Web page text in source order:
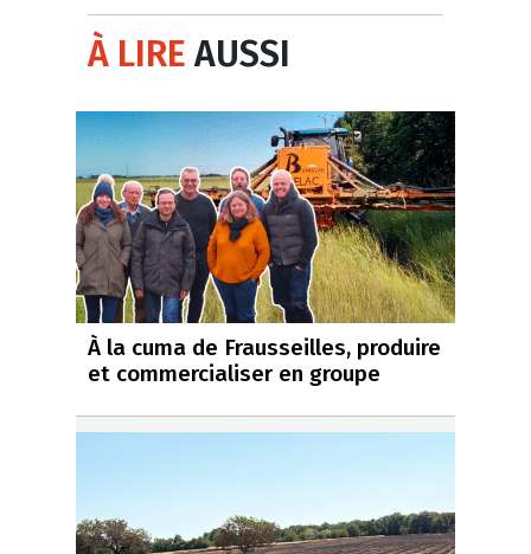
À LIREAUSSI
À la cuma de Frausseilles, produire
et commercialiser en groupe